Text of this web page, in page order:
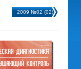
2009 №02 (02)